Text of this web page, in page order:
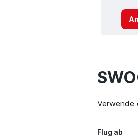
Verwende
Flug ab